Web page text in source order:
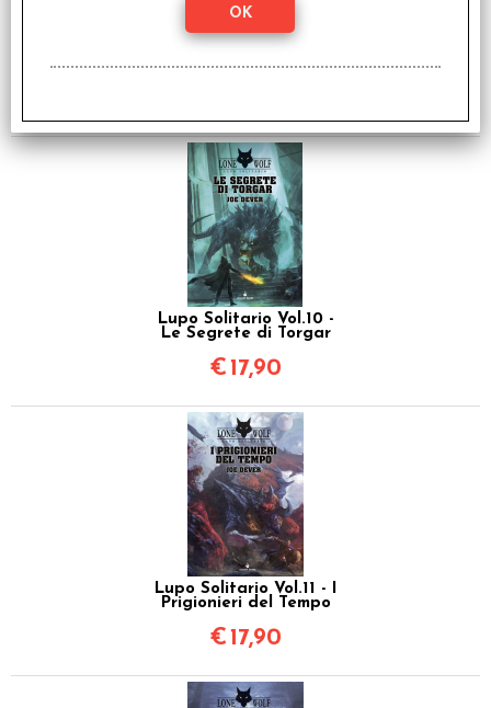
L'Antro della Paura
Lupo Solitario Vol.10 -
Le Segrete di Torgar
€ 17,90
Lupo Solitario Vol.11 - I
Prigionieri del Tempo
€ 17,90